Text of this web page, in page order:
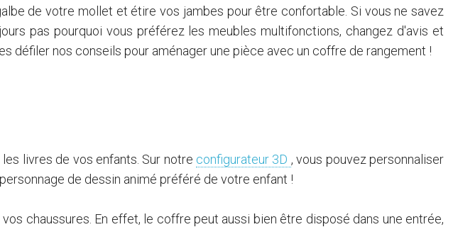
de votre mollet et étire vos jambes pour être confortable. Si vous ne savez
pas pourquoi vous préférez les meubles multifonctions, changez d'avis et
défiler nos conseils pour aménager une pièce avec un coffre de rangement !
livres de vos enfants. Sur notre configurateur 3D , vous pouvez personnaliser
de dessin animé préféré de votre enfant !
chaussures. En effet, le coffre peut aussi bien être disposé dans une entrée,